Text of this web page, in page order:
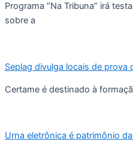
Programa “Na Tribuna” irá
sobre a
Seplag divulga locais de prova
Certame é destinado à
Urna eletrônica é patrimônio